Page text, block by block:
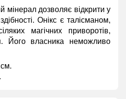
мінерал дозволяє відкрити у
Онікс є талісманом,
магічних приворотів,
Його власника неможливо